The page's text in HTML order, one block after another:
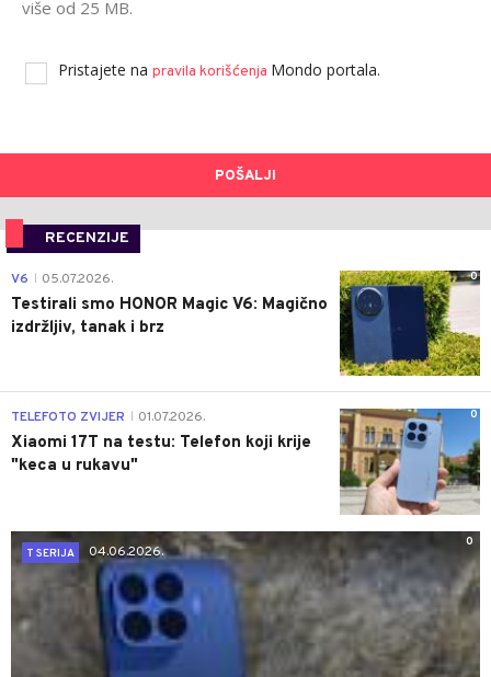
više od 25 MB.
Pristajete na pravila korišćenja Mondo portala.
POŠALJI
RECENZIJE
0
V6 05.07.2026.
Testirali smo HONOR Magic V6: Magično
izdržljiv, tanak i brz
0
TELEFOTO ZVIJER 01.07.2026.
Xiaomi 17T na testu: Telefon koji krije
"keca u rukavu"
0
T SERIJA
04.06.2026.